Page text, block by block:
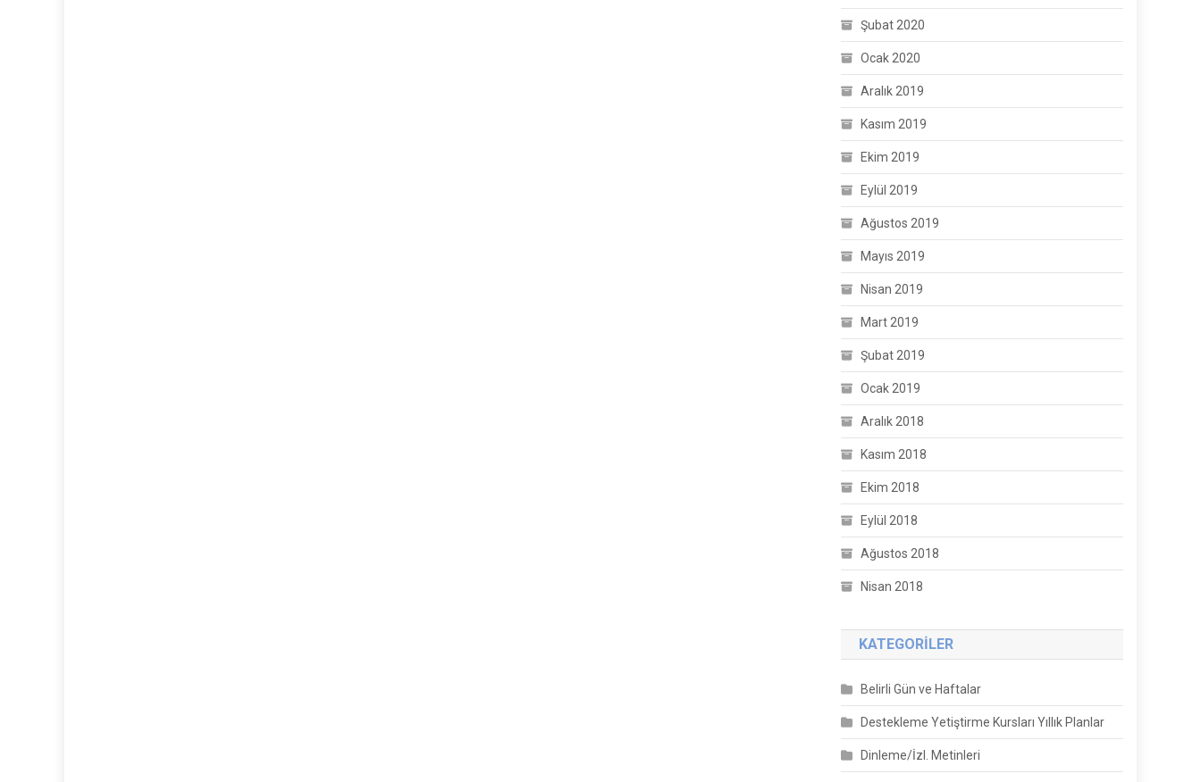
Şubat 2020
Ocak 2020
Aralık 2019
Kasım 2019
Ekim 2019
Eylül 2019
Ağustos 2019
Mayıs 2019
Nisan 2019
Mart 2019
Şubat 2019
Ocak 2019
Aralık 2018
Kasım 2018
Ekim 2018
Eylül 2018
Ağustos 2018
Nisan 2018
KATEGORILER
Belirli Gün ve Haftalar
Destekleme Yetiştirme Kursları Yıllık Planlar
Dinleme/İzl. Metinleri